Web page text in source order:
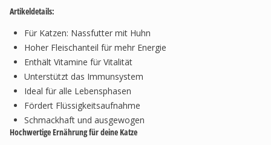
Artikeldetails:
Für Katzen: Nassfutter mit Huhn
Hoher Fleischanteil für mehr Energie
Enthält Vitamine für Vitalität
Unterstützt das Immunsystem
Ideal für alle Lebensphasen
Fördert Flüssigkeitsaufnahme
Schmackhaft und ausgewogen
Hochwertige Ernährung für deine Katze